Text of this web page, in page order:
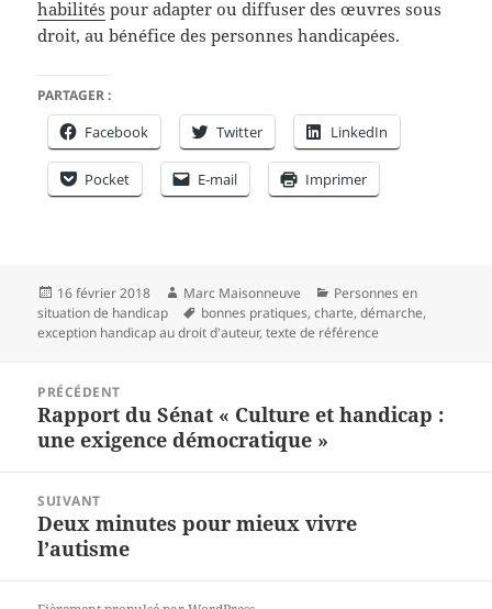
habilités pour adapter ou diffuser des œuvres sous
droit, au bénéfice des personnes handicapées.
PARTAGER :
Facebook Twitter LinkedIn
Pocket E-mail Imprimer
Publié
le
16 février 2018 Auteur
Marc Maisonneuve Catégories
Personnes en
situation de handicap
Mots-
clés
bonnes pratiques,charte,démarche,
exception handicap au droit d'auteur,texte de référence
l’article
PRÉCÉDENT
Article
précédent :
Rapport du Sénat « Culture et handicap :
une exigence démocratique »
SUIVANT
Article
suivant :
Deux minutes pour mieux vivre
l’autisme